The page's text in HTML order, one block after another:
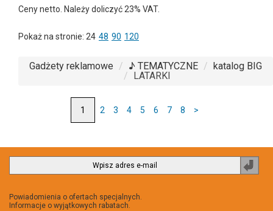
Ceny netto. Należy doliczyć 23% VAT.
Pokaż na stronie: 24 48 90 120
Gadżety reklamowe ♪ TEMATYCZNE
katalog BIG
LATARKI
2 3 4 5 6 7 8 >
Powiadomienia o ofertach specjalnych.
Informacje o wyjątkowych rabatach.